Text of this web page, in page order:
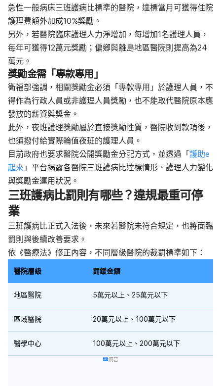
急性一般病床三班護病比標準的醫院，達標當月可獲得住院
護理費額外加成10%獎勵。
另外，若醫院臨床護理人力淨增加，每增加1名護理人員，
每年可獲得12萬元獎勵；偏鄉與離島地區醫院則提高為24
萬元。
獎勵金需「專款專用」
衛福部強調，相關獎勵金必須「專款專用」於護理人員，不
得作為行政人員或非護理人員獎勵，也不能取代醫院原本應
發放的薪資與獎金。
此外，夜班護理獎勵屬於直接獎勵性質，醫院收到款項後，
也須撥付給實際輪值夜班的護理人員。
目前政府也要求醫院公開獎勵金分配方式，並透過「護助e
起來 」平台揭露各醫院三班護病比達標情形、護理人力變化
與獎勵金運用狀況。
三班護病比罰則有哪些？違規最重可停
業
三班護病比正式入法後，未來若醫院未符合規定，也將面臨
罰則與後續改善要求。
依《醫療法》修正內容，不同層級醫院的裁罰標準如下：
醫院層級 罰鍰金額
地區醫院 5萬元以上、25萬元以下
區域醫院 20萬元以上、100萬元以下
醫學中心 100萬元以上、200萬元以下
廣告